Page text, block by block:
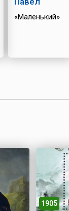
«Маленький»
1905